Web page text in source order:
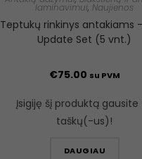
laminavimui, Naujienos
Teptukų rinkinys antakiams
Update Set (5 vnt.)
€75.00 su PVM
Įsigiję šį produktą gausite
taškų(-us)!
DAUGIAU